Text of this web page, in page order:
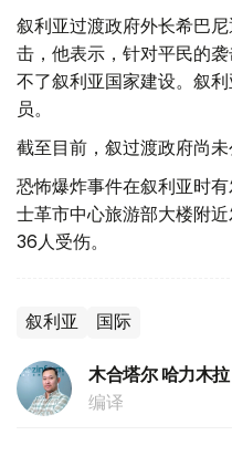
叙利亚过渡政府外长希巴
击，他表示，针对平民的
不了叙利亚国家建设。叙
员。
截至目前，叙过渡政府尚未
恐怖爆炸事件在叙利亚时
士革市中心旅游部大楼附近
36人受伤。
叙利亚 国际
木合塔尔 哈力木拉
编译